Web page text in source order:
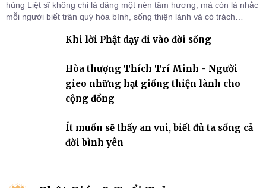
hùng Liệt sĩ không chỉ là dâng một nén tâm hương, mà còn là nhắc
mỗi người biết trân quý hòa bình, sống thiện lành và có trách
Khi lời Phật dạy đi vào đời sống
Hòa thượng Thích Trí Minh - Người
gieo những hạt giống thiện lành cho
cộng đồng
Ít muốn sẽ thấy an vui, biết đủ ta sống cả
đời bình yên